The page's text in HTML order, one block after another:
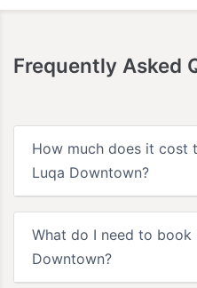
Frequently Asked
How much does it cost
Luqa Downtown?
What do I need to book
Downtown?